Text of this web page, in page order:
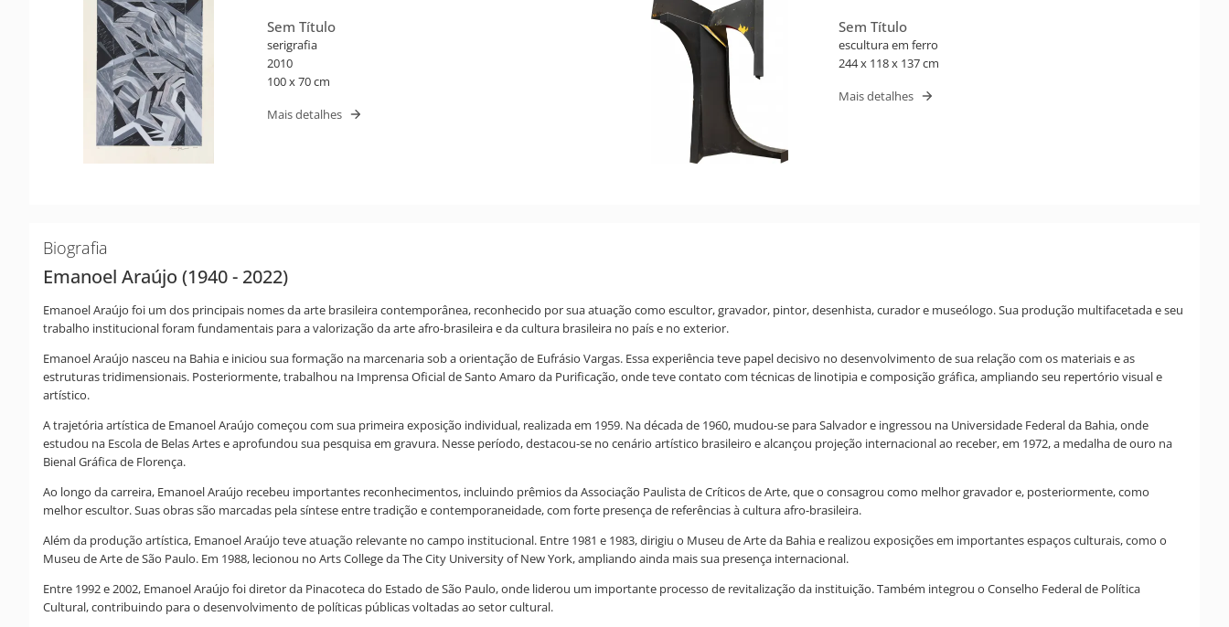
Sem Título
serigrafia
2010
100 x 70 cm
Mais detalhes
Sem Título
escultura em ferro
244 x 118 x 137 cm
Mais detalhes
Biografia
Emanoel Araújo (1940 - 2022)
Emanoel Araújo foi um dos principais nomes da arte brasileira contemporânea, reconhecido por sua atuação como escultor, gravador, pintor, desenhista, curador e museólogo. Sua produção multifacetada e seu
trabalho institucional foram fundamentais para a valorização da arte afro-brasileira e da cultura brasileira no país e no exterior.
Emanoel Araújo nasceu na Bahia e iniciou sua formação na marcenaria sob a orientação de Eufrásio Vargas. Essa experiência teve papel decisivo no desenvolvimento de sua relação com os materiais e as
estruturas tridimensionais. Posteriormente, trabalhou na Imprensa Oficial de Santo Amaro da Purificação, onde teve contato com técnicas de linotipia e composição gráfica, ampliando seu repertório visual e
artístico.
A trajetória artística de Emanoel Araújo começou com sua primeira exposição individual, realizada em 1959. Na década de 1960, mudou-se para Salvador e ingressou na Universidade Federal da Bahia, onde
estudou na Escola de Belas Artes e aprofundou sua pesquisa em gravura. Nesse período, destacou-se no cenário artístico brasileiro e alcançou projeção internacional ao receber, em 1972, a medalha de ouro na
Bienal Gráfica de Florença.
Ao longo da carreira, Emanoel Araújo recebeu importantes reconhecimentos, incluindo prêmios da Associação Paulista de Críticos de Arte, que o consagrou como melhor gravador e, posteriormente, como
melhor escultor. Suas obras são marcadas pela síntese entre tradição e contemporaneidade, com forte presença de referências à cultura afro-brasileira.
Além da produção artística, Emanoel Araújo teve atuação relevante no campo institucional. Entre 1981 e 1983, dirigiu o Museu de Arte da Bahia e realizou exposições em importantes espaços culturais, como o
Museu de Arte de São Paulo. Em 1988, lecionou no Arts College da The City University of New York, ampliando ainda mais sua presença internacional.
Entre 1992 e 2002, Emanoel Araújo foi diretor da Pinacoteca do Estado de São Paulo, onde liderou um importante processo de revitalização da instituição. Também integrou o Conselho Federal de Política
Cultural, contribuindo para o desenvolvimento de políticas públicas voltadas ao setor cultural.